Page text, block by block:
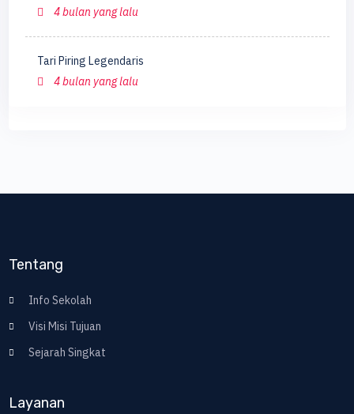
4 bulan yang lalu
Tari Piring Legendaris
4 bulan yang lalu
Tentang
Info Sekolah
Visi Misi Tujuan
Sejarah Singkat
Layanan